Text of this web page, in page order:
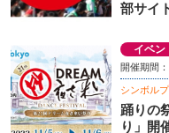
部サイ
イベン
開催期間
シンボル
踊りの
り」開